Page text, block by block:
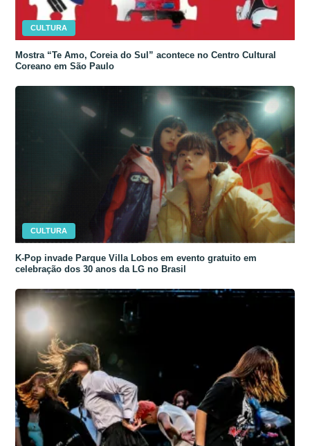
CULTURA
Mostra “Te Amo, Coreia do Sul” acontece no Centro Cultural
Coreano em São Paulo
CULTURA
K-Pop invade Parque Villa Lobos em evento gratuito em
celebração dos 30 anos da LG no Brasil